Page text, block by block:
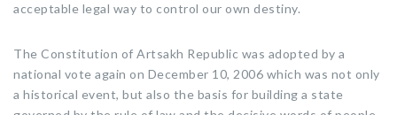
acceptable legal way to control our own destiny.
The Constitution of Artsakh Republic was adopted by a
national vote again on December 10, 2006 which was not only
a historical event, but also the basis for building a state